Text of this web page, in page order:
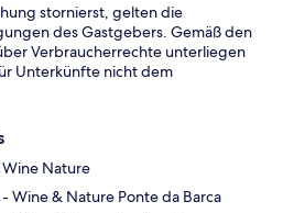
stornierst, gelten die
des Gastgebers. Gemäß den
Verbraucherrechte unterliegen
Unterkünfte nicht dem
Nature
Wine & Nature Ponte da Barca